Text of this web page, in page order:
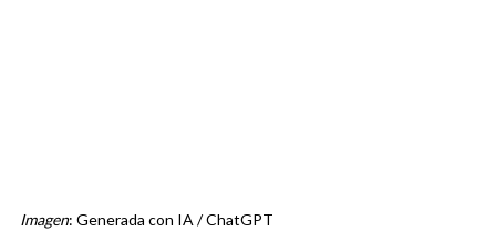
Imagen: Generada con IA / ChatGPT